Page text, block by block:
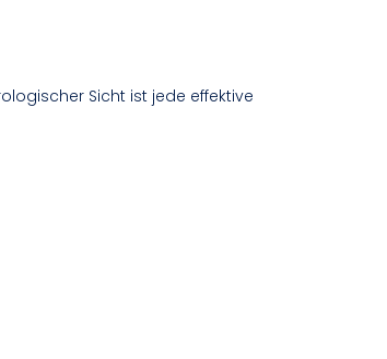
Sicht ist jede effektive